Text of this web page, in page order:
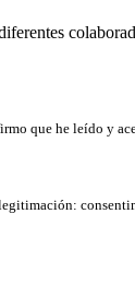
que he leído y